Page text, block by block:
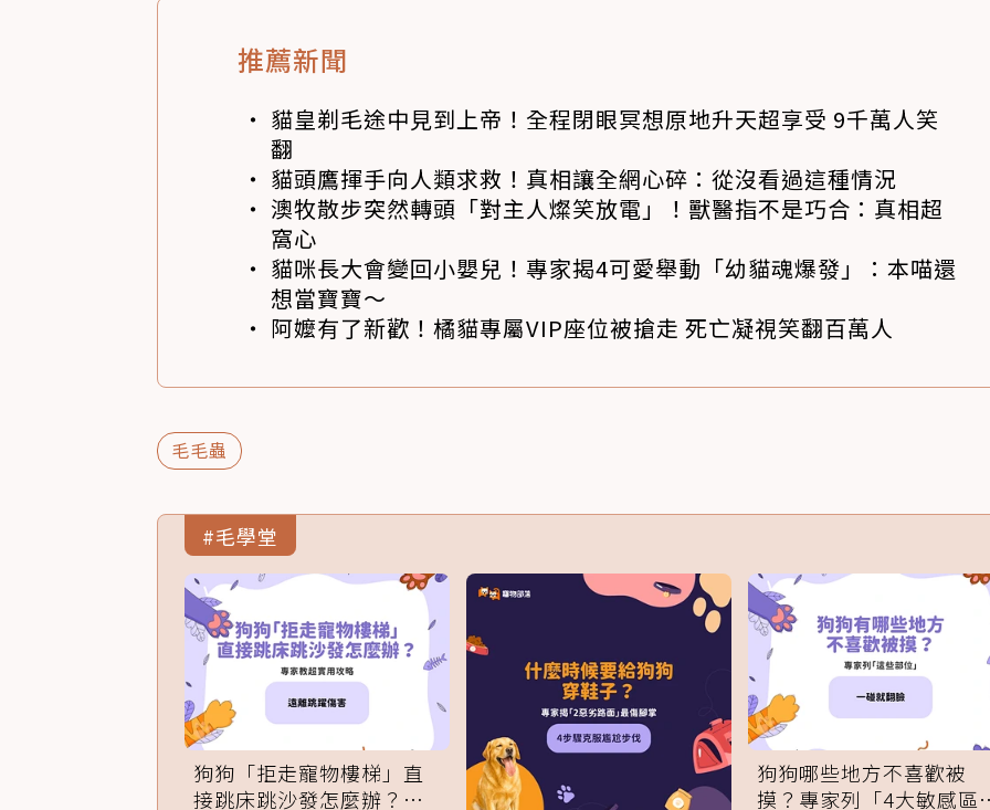
推薦新聞
貓皇剃毛途中見到上帝！全程閉眼冥想原地升天超享受 9千萬人笑
翻
貓頭鷹揮手向人類求救！真相讓全網心碎：從沒看過這種情況
澳牧散步突然轉頭「對主人燦笑放電」！獸醫指不是巧合：真相超
窩心
貓咪長大會變回小嬰兒！專家揭4可愛舉動「幼貓魂爆發」：本喵還
想當寶寶～
阿嬤有了新歡！橘貓專屬VIP座位被搶走 死亡凝視笑翻百萬人
毛毛蟲
#毛學堂
狗狗「拒走寵物樓梯」直
接跳床跳沙發怎麼辦？專
狗狗哪些地方不喜歡被
摸？專家列「4大敏感區